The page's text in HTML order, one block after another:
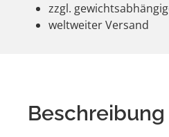
zzgl.
weltweiter Versand
Beschreibung